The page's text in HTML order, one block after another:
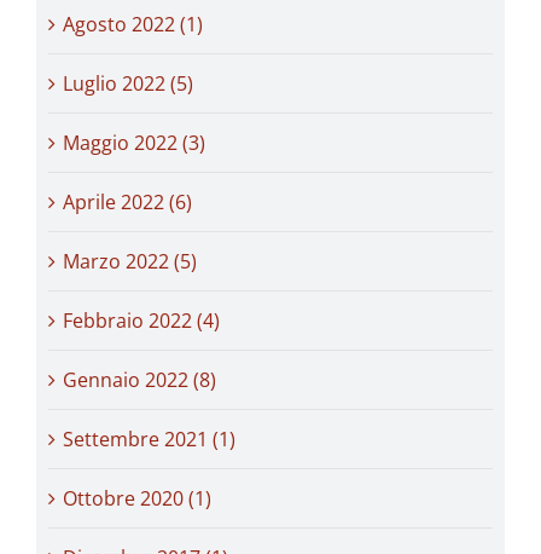
Agosto 2022 (1)
Luglio 2022 (5)
Maggio 2022 (3)
Aprile 2022 (6)
Marzo 2022 (5)
Febbraio 2022 (4)
Gennaio 2022 (8)
Settembre 2021 (1)
Ottobre 2020 (1)